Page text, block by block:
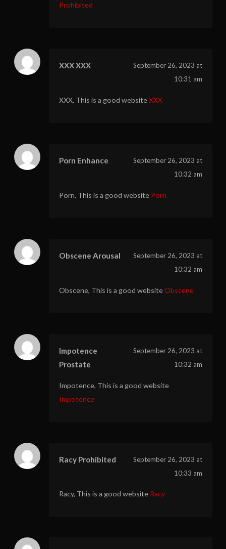
Prohibited
XXX XXX
September 26, 2023 at
10:31 am
XXX, This is a good websiteXXX
Porn Enhance
September 26, 2023 at
10:32 am
Porn, This is a good website Porn
Obscene Arousal
September 26, 2023 at
10:32 am
Obscene, This is a good websiteObscene
Impotence
Prostate
September 26, 2023 at
10:32 am
Impotence, This is a good website
Impotence
Racy Prohibited
September 26, 2023 at
10:33 am
Racy, This is a good website Racy